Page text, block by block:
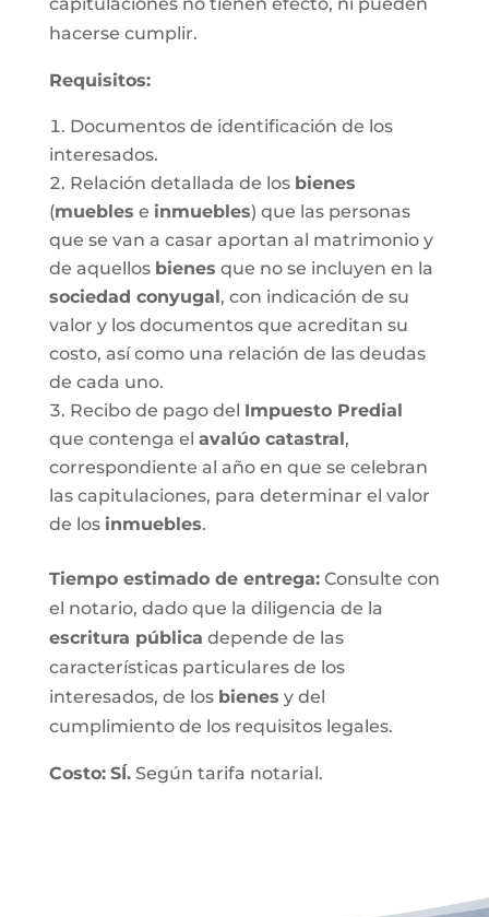
hacerse cumplir.
Requisitos:
Documentos de identificación de los
interesados.
Relación detallada de los bienes
(muebles e inmuebles) que las personas
que se van a casar aportan al matrimonio y
de aquellos bienes que no se incluyen en la
sociedad conyugal, con indicación de su
valor y los documentos que acreditan su
costo, así como una relación de las deudas
de cada uno.
Recibo de pago del Impuesto Predial
que contenga el avalúo catastral,
correspondiente al año en que se celebran
las capitulaciones, para determinar el valor
de los inmuebles.
Tiempo estimado de entrega:Consulte con
el notario, dado que la diligencia de la
escritura pública depende de las
características particulares de los
interesados, de los bienes y del
cumplimiento de los requisitos legales.
Costo: SÍ.Según tarifa notarial.